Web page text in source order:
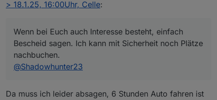
Die Location ist reserviert.
https://www.thaers.de/
> 18.1.25, 16:00Uhr, Celle:
Wenn bei Euch auch Interesse besteht, einfach
Bescheid sagen. Ich kann mit Sicherheit noch Plätze
nachbuchen.
@Shadowhunter23
Da muss ich leider absagen, 6 Stunden Auto fahren ist